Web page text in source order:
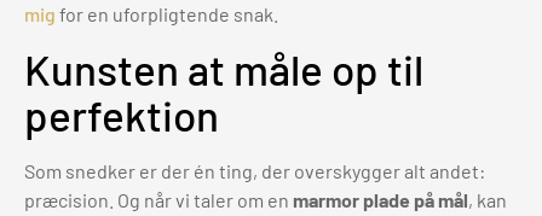
mig for en uforpligtende snak.
Kunsten at måle op til
perfektion
Som snedker er der én ting, der overskygger alt andet:
præcision. Og når vi taler om en marmor plade på mål, kan